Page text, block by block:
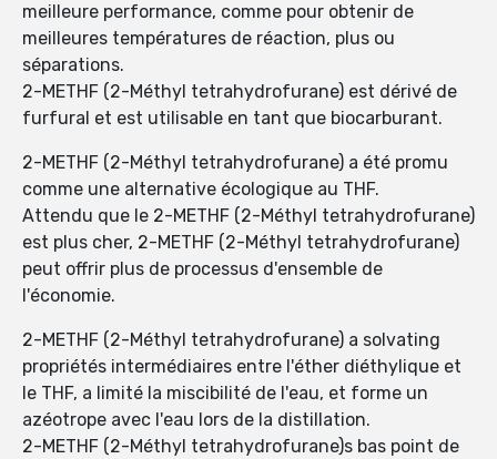
meilleure performance, comme pour obtenir de
meilleures températures de réaction, plus ou
séparations.
2-METHF (2-Méthyl tetrahydrofurane) est dérivé de
furfural et est utilisable en tant que biocarburant.
2-METHF (2-Méthyl tetrahydrofurane) a été promu
comme une alternative écologique au THF.
Attendu que le 2-METHF (2-Méthyl tetrahydrofurane)
est plus cher, 2-METHF (2-Méthyl tetrahydrofurane)
peut offrir plus de processus d'ensemble de
l'économie.
2-METHF (2-Méthyl tetrahydrofurane) a solvating
propriétés intermédiaires entre l'éther diéthylique et
le THF, a limité la miscibilité de l'eau, et forme un
azéotrope avec l'eau lors de la distillation.
2-METHF (2-Méthyl tetrahydrofurane)s bas point de